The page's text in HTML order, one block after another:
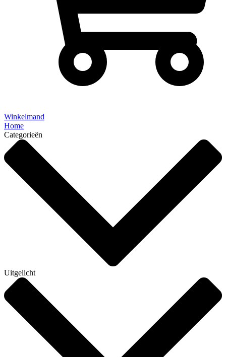
Winkelmand
Home
Categorieën
Uitgelicht